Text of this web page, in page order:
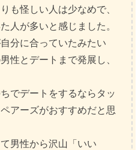
も怪しい人は少なめで、
人が多いと感じました。
分に合っていたみたい
性とデートまで発展し、
でデートをするならタッ
アーズがおすすめだと思
男性から沢山「いい